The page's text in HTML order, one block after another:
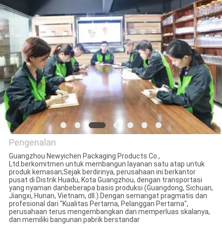
BERITA
KASUS
SITEMAP
PRIVACY
POLICY
Guangzhou Newyichen
Packaging Products Co.,Ltd.
Pengenalan
Guangzhou Newyichen Packaging Products Co.,
Ltd.berkomitmen untuk membangun layanan satu atap untuk
produk kemasan;Sejak berdirinya, perusahaan ini berkantor
pusat di Distrik Huadu, Kota Guangzhou, dengan transportasi
yang nyaman danbeberapa basis produksi (Guangdong, Sichuan,
Jiangxi, Hunan, Vietnam, dll.).Dengan semangat pragmatis dan
profesional dari "Kualitas Pertama, Pelanggan Pertama",
perusahaan terus mengembangkan dan memperluas skalanya,
dan memiliki bangunan pabrik berstandar